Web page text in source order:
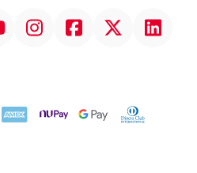
InstagramFacebook Linkedin
AMEX NuPay Google PayDiners Club